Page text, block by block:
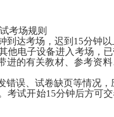
考场规则
达考场，迟到15分钟以
他电子设备进入考场，
的有关教材、参考资
误、试卷缺页等情况，
考试开始15分钟后方可